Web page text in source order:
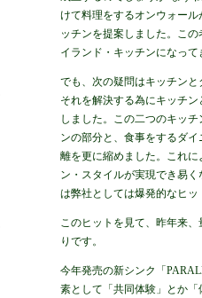
けて料理をするオンウォー
ッチンを提案しました。こ
イランド・キッチンになって
でも、次の疑問はキッチン
それを解決する為にキッチ
しました。この二つのキッ
ンの部分と、食事をするダ
離を更に縮めました。これ
ン・スタイルが実現でき易
は弊社としては爆発的なヒ
このヒットを見て、昨年来
りです。
今年発売の新シンク「
素として「共同体験」とか